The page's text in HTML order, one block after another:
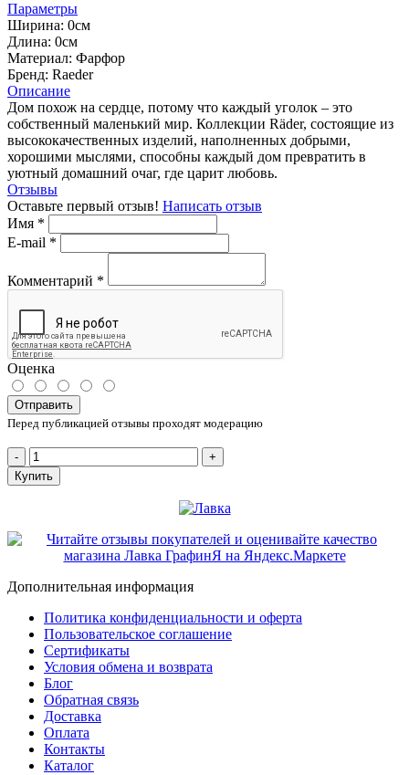
Параметры
Ширина: 0см
Длина: 0см
Mатериал: Фарфор
Бренд: Raeder
Описание
Дом похож на сердце, потому что каждый уголок – это
собственный маленький мир. Коллекции Räder, состоящие из
высококачественных изделий, наполненных добрыми,
хорошими мыслями, способны каждый дом превратить в
уютный домашний очаг, где царит любовь.
Отзывы
Оставьте первый отзыв! Написать отзыв
Имя *
E-mail *
Комментарий *
Оценка
Отправить
Перед публикацией отзывы проходят модерацию
-
+
Купить
Дополнительная информация
Политика конфиденциальности и оферта
Пользовательское соглашение
Сертификаты
Условия обмена и возврата
Блог
Обратная связь
Доставка
Оплата
Контакты
Каталог